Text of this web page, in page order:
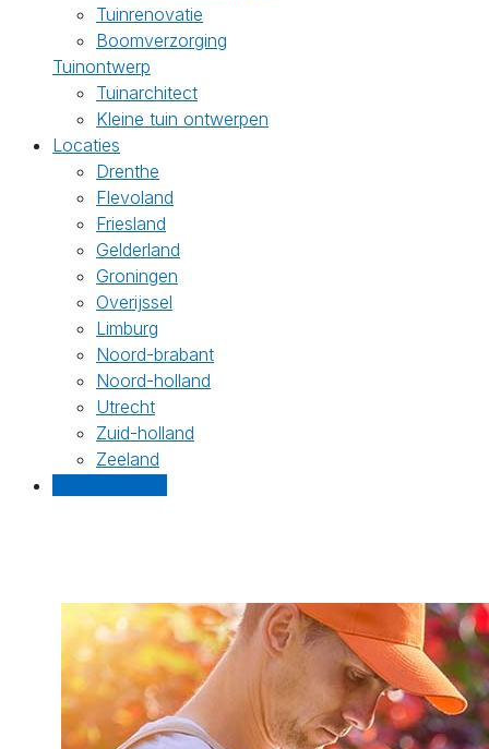
Tuinrenovatie
Boomverzorging
Tuinontwerp
Tuinarchitect
Kleine tuin ontwerpen
Locaties
Drenthe
Flevoland
Friesland
Gelderland
Groningen
Overijssel
Limburg
Noord-brabant
Noord-holland
Utrecht
Zuid-holland
Zeeland